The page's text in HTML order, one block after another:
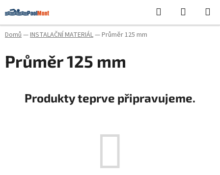
na
obsah
Hledat
KOŠÍK
Domů—INSTALAČNÍ MATERIÁL—Průměr 125 mm
Průměr 125 mm
Produkty teprve připravujeme.